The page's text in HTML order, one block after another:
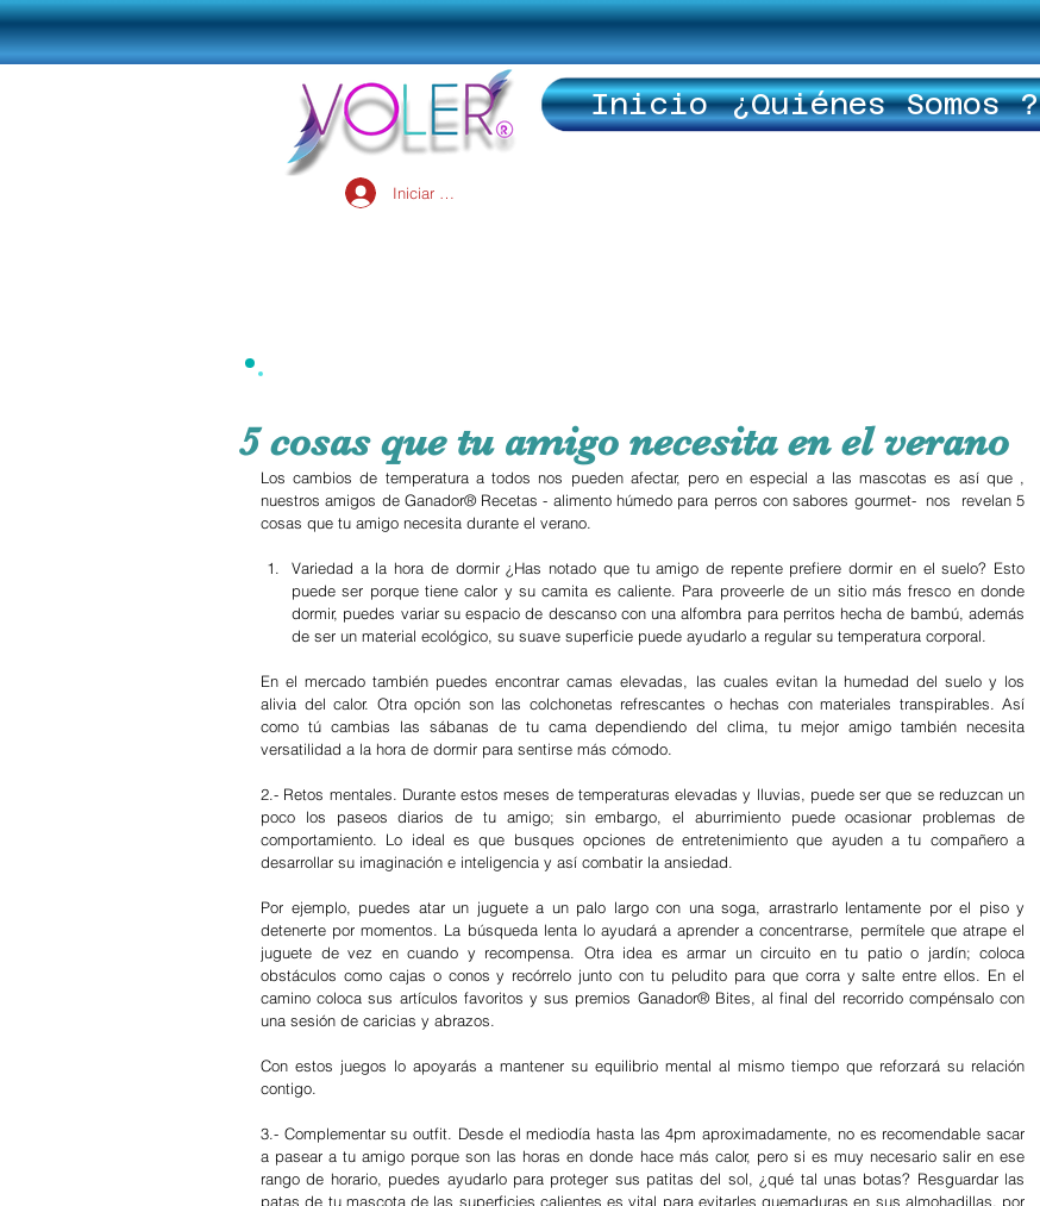
Inicio ¿Quiénes Somos ?
Iniciar sesión
5 cosas que tu amigo necesita en el verano
Los cambios de temperatura a todos nos pueden afectar, pero en especial a las mascotas es así que ,
nuestros amigos de Ganador® Recetas - alimento húmedo para perros con sabores gourmet-  nos  revelan 5
cosas que tu amigo necesita durante el verano.
Variedad a la hora de dormir ¿Has notado que tu amigo de repente prefiere dormir en el suelo? Esto
puede ser porque tiene calor y su camita es caliente. Para proveerle de un sitio más fresco en donde
dormir, puedes variar su espacio de descanso con una alfombra para perritos hecha de bambú, además
de ser un material ecológico, su suave superficie puede ayudarlo a regular su temperatura corporal.
En el mercado también puedes encontrar camas elevadas, las cuales evitan la humedad del suelo y los
alivia del calor. Otra opción son las colchonetas refrescantes o hechas con materiales transpirables. Así
como tú cambias las sábanas de tu cama dependiendo del clima, tu mejor amigo también necesita
versatilidad a la hora de dormir para sentirse más cómodo.
2.- Retos mentales. Durante estos meses de temperaturas elevadas y lluvias, puede ser que se reduzcan un
poco los paseos diarios de tu amigo; sin embargo, el aburrimiento puede ocasionar problemas de
comportamiento. Lo ideal es que busques opciones de entretenimiento que ayuden a tu compañero a
desarrollar su imaginación e inteligencia y así combatir la ansiedad.
Por ejemplo, puedes atar un juguete a un palo largo con una soga, arrastrarlo lentamente por el piso y
detenerte por momentos. La búsqueda lenta lo ayudará a aprender a concentrarse, permítele que atrape el
juguete de vez en cuando y recompensa. Otra idea es armar un circuito en tu patio o jardín; coloca
obstáculos como cajas o conos y recórrelo junto con tu peludito para que corra y salte entre ellos. En el
camino coloca sus artículos favoritos y sus premios Ganador® Bites, al final del recorrido compénsalo con
una sesión de caricias y abrazos.
Con estos juegos lo apoyarás a mantener su equilibrio mental al mismo tiempo que reforzará su relación
contigo.
3.- Complementar su outfit. Desde el mediodía hasta las 4pm aproximadamente, no es recomendable sacar
a pasear a tu amigo porque son las horas en donde hace más calor, pero si es muy necesario salir en ese
rango de horario, puedes ayudarlo para proteger sus patitas del sol, ¿qué tal unas botas? Resguardar las
patas de tu mascota de las superficies calientes es vital para evitarles quemaduras en sus almohadillas, por